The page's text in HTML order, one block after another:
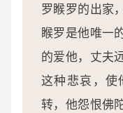
罗睺罗的出家
睺罗是他唯一
的爱他，丈夫
这种悲哀，使
转，他怨恨佛